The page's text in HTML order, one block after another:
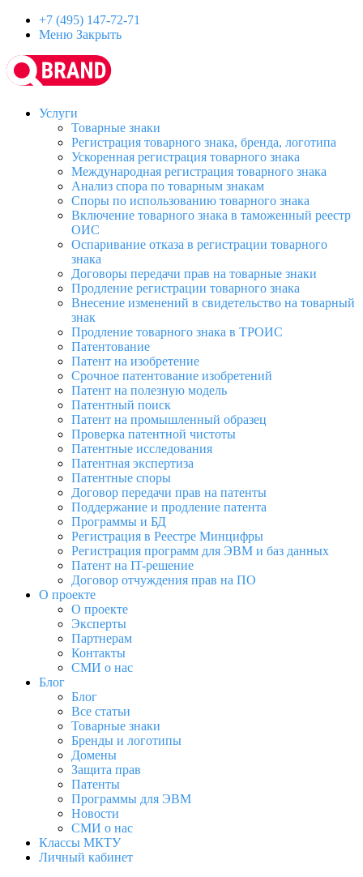
+7 (495) 147-72-71
Меню Закрыть
Услуги
Товарные знаки
Регистрация товарного знака, бренда, логотипа
Ускоренная регистрация товарного знака
Международная регистрация товарного знака
Анализ спора по товарным знакам
Споры по использованию товарного знака
Включение товарного знака в таможенный реестр
ОИС
Оспаривание отказа в регистрации товарного
знака
Договоры передачи прав на товарные знаки
Продление регистрации товарного знака
Внесение изменений в свидетельство на товарный
знак
Продление товарного знака в ТРОИС
Патентование
Патент на изобретение
Срочное патентование изобретений
Патент на полезную модель
Патентный поиск
Патент на промышленный образец
Проверка патентной чистоты
Патентные исследования
Патентная экспертиза
Патентные споры
Договор передачи прав на патенты
Поддержание и продление патента
Программы и БД
Регистрация в Реестре Минцифры
Регистрация программ для ЭВМ и баз данных
Патент на IT-решение
Договор отчуждения прав на ПО
О проекте
О проекте
Эксперты
Партнерам
Контакты
СМИ о нас
Блог
Блог
Все статьи
Товарные знаки
Бренды и логотипы
Домены
Защита прав
Патенты
Программы для ЭВМ
Новости
СМИ о нас
Классы МКТУ
Личный кабинет